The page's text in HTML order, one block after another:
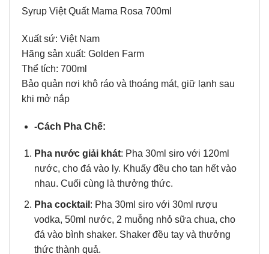
Syrup Việt Quất Mama Rosa 700ml
Xuất sứ: Việt Nam
Hãng sản xuất: Golden Farm
Thể tích: 700ml
Bảo quản nơi khô ráo và thoáng mát, giữ lạnh sau
khi mở nắp
-Cách Pha Chế:
Pha nước giải khát: Pha 30ml siro với 120ml
nước, cho đá vào ly. Khuấy đều cho tan hết vào
nhau. Cuối cùng là thưởng thức.
Pha cocktail : Pha 30ml siro với 30ml rượu
vodka, 50ml nước, 2 muỗng nhỏ sữa chua, cho
đá vào bình shaker. Shaker đều tay và thưởng
thức thành quả.